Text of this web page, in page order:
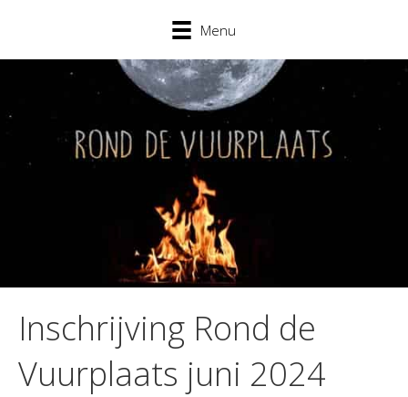
Menu
Inschrijving Rond de
Vuurplaats juni 2024